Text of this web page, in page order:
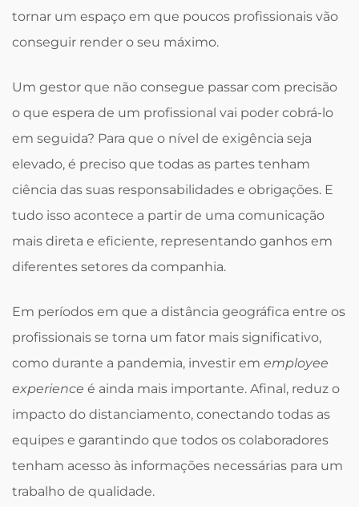
tornar um espaço em que poucos profissionais vão
conseguir render o seu máximo.
Um gestor que não consegue passar com precisão
o que espera de um profissional vai poder cobrá-lo
em seguida? Para que o nível de exigência seja
elevado, é preciso que todas as partes tenham
ciência das suas responsabilidades e obrigações. E
tudo isso acontece a partir de uma comunicação
mais direta e eficiente, representando ganhos em
diferentes setores da companhia.
Em períodos em que a distância geográfica entre os
profissionais se torna um fator mais significativo,
como durante a pandemia, investir em employee
experience é ainda mais importante. Afinal, reduz o
impacto do distanciamento, conectando todas as
equipes e garantindo que todos os colaboradores
tenham acesso às informações necessárias para um
trabalho de qualidade.